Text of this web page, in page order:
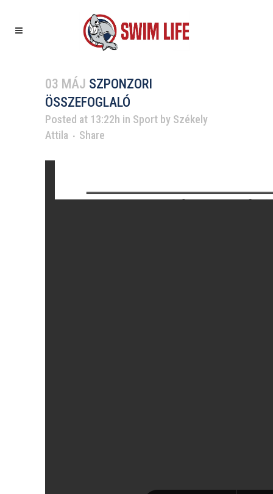
03 MÁJ SZPONZORI
ÖSSZEFOGLALÓ
Posted at 13:22h in Sport by Székely
Attila
Share